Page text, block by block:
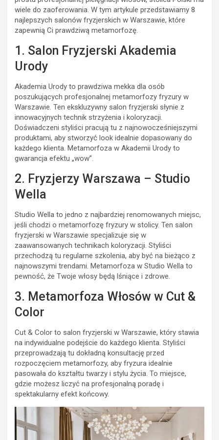
wiele do zaoferowania. W tym artykule przedstawiamy 8
najlepszych salonów fryzjerskich w Warszawie, które
zapewnią Ci prawdziwą metamorfozę.
1. Salon Fryzjerski Akademia
Urody
Akademia Urody to prawdziwa mekka dla osób
poszukujących profesjonalnej metamorfozy fryzury w
Warszawie. Ten ekskluzywny salon fryzjerski słynie z
innowacyjnych technik strzyżenia i koloryzacji.
Doświadczeni styliści pracują tu z najnowocześniejszymi
produktami, aby stworzyć look idealnie dopasowany do
każdego klienta. Metamorfoza w Akademii Urody to
gwarancja efektu „wow”.
2. Fryzjerzy Warszawa – Studio
Wella
Studio Wella to jedno z najbardziej renomowanych miejsc,
jeśli chodzi o metamorfozę fryzury w stolicy. Ten salon
fryzjerski w Warszawie specjalizuje się w
zaawansowanych technikach koloryzacji. Styliści
przechodzą tu regularne szkolenia, aby być na bieżąco z
najnowszymi trendami. Metamorfoza w Studio Wella to
pewność, że Twoje włosy będą lśniące i zdrowe.
3. Metamorfoza Włosów w Cut &
Color
Cut & Color to salon fryzjerski w Warszawie, który stawia
na indywidualne podejście do każdego klienta. Styliści
przeprowadzają tu dokładną konsultację przed
rozpoczęciem metamorfozy, aby fryzura idealnie
pasowała do kształtu twarzy i stylu życia. To miejsce,
gdzie możesz liczyć na profesjonalną poradę i
spektakularny efekt końcowy.